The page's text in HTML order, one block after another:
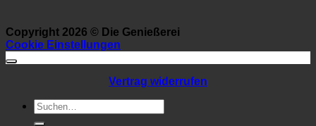
Copyright 2026 © Die Genießerei
Cookie Einstellungen
Vertrag widerrufen
Suchen
nach: